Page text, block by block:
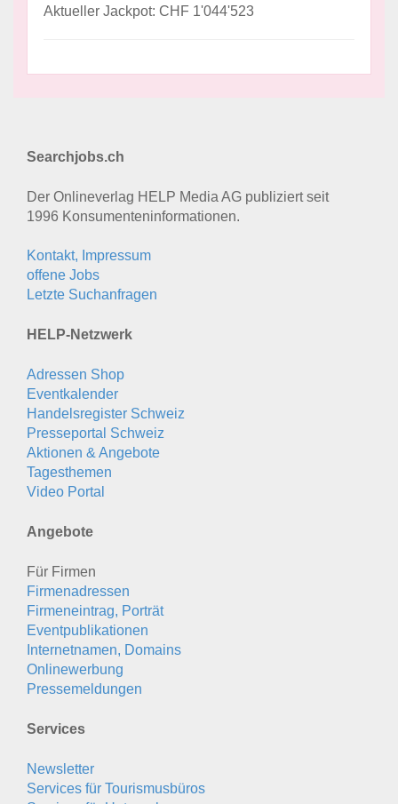
Aktueller Jackpot: CHF 1'044'523
Searchjobs.ch
Der Onlineverlag HELP Media AG publiziert seit
1996 Konsumenten­informationen.
Kontakt, Impressum
offene Jobs
Letzte Suchanfragen
HELP-Netzwerk
Adressen Shop
Eventkalender
Handelsregister Schweiz
Presseportal Schweiz
Aktionen & Angebote
Tagesthemen
Video Portal
Angebote
Für Firmen
Firmenadressen
Firmeneintrag, Porträt
Eventpublikationen
Internetnamen, Domains
Onlinewerbung
Pressemeldungen
Services
Newsletter
Services für Tourismusbüros